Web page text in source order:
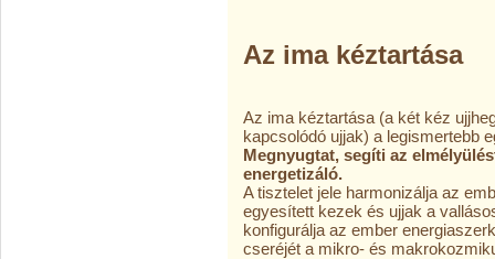
Az ima kéztartása
Az ima kéztartása (a két kéz
kapcsolódó ujjak) a legismertebb
Megnyugtat, segíti az
energetizáló.
A tisztelet jele harmonizálja az e
egyesített kezek és ujjak a
konfigurálja az ember
cseréjét a mikro- és